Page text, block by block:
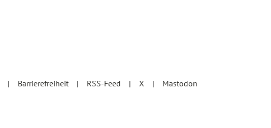
Barrierefreiheit RSS-Feed X Mastodon